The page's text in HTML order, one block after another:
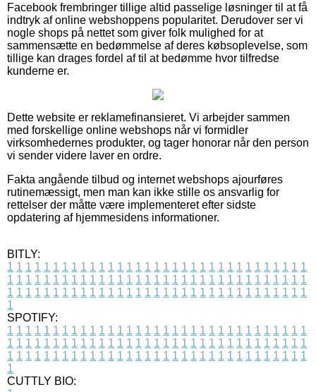
Facebook frembringer tillige altid passelige løsninger til at få
indtryk af online webshoppens popularitet. Derudover ser vi
nogle shops på nettet som giver folk mulighed for at
sammensætte en bedømmelse af deres købsoplevelse, som
tillige kan drages fordel af til at bedømme hvor tilfredse
kunderne er.
Dette website er reklamefinansieret. Vi arbejder sammen
med forskellige online webshops når vi formidler
virksomhedernes produkter, og tager honorar når den person
vi sender videre laver en ordre.
Fakta angående tilbud og internet webshops ajourføres
rutinemæssigt, men man kan ikke stille os ansvarlig for
rettelser der måtte være implementeret efter sidste
opdatering af hjemmesidens informationer.
BITLY:
1 1 1 1 1 1 1 1 1 1 1 1 1 1 1 1 1 1 1 1 1 1 1 1 1 1 1 1 1 1 1 1 1
1 1 1 1 1 1 1 1 1 1 1 1 1 1 1 1 1 1 1 1 1 1 1 1 1 1 1 1 1 1 1 1 1
1 1 1 1 1 1 1 1 1 1 1 1 1 1 1 1 1 1 1 1 1 1 1 1 1 1 1 1 1 1 1 1 1
1
SPOTIFY:
1 1 1 1 1 1 1 1 1 1 1 1 1 1 1 1 1 1 1 1 1 1 1 1 1 1 1 1 1 1 1 1 1
1 1 1 1 1 1 1 1 1 1 1 1 1 1 1 1 1 1 1 1 1 1 1 1 1 1 1 1 1 1 1 1 1
1 1 1 1 1 1 1 1 1 1 1 1 1 1 1 1 1 1 1 1 1 1 1 1 1 1 1 1 1 1 1 1 1
1
CUTTLY BIO: